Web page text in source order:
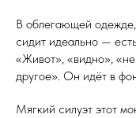
В облегающей
сидит идеально —
«Живот», «видно»,
другое». Он идёт в
Мягкий силуэт этот